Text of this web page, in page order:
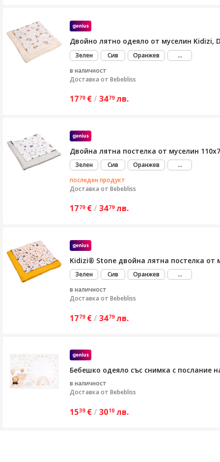
Двойно лятно одеяло от муселин Kidizi,
Зелен Сив Оранжев ...виж
в наличност
Доставка от Bebebliss
1779 €/ 3479 лв.
Двойна лятна постелка от муселин
Зелен Сив Оранжев ...виж
последен продукт
Доставка от Bebebliss
1779 €/ 3479 лв.
Kidizi® Stone двойна лятна постелка от
Зелен Сив Оранжев ...виж
в наличност
Доставка от Bebebliss
1779 €/ 3479 лв.
Бебешко одеяло със снимка с послание
в наличност
Доставка от Bebebliss
1539 €/ 3010 лв.